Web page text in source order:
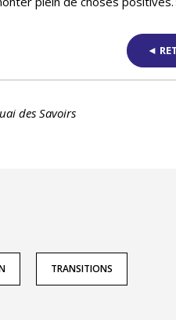
◄
des Savoirs
TRANSITIONS